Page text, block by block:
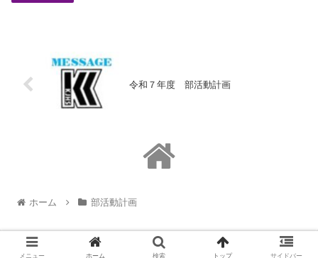
令和７年度 部活動計画
ホーム 部活動計画
メニュー ホーム 検索 トップ サイドバー